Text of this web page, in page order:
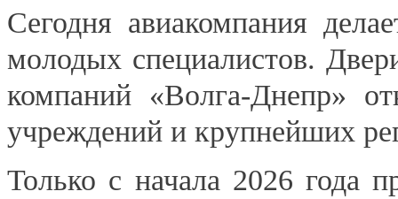
Сегодня авиакомпания
молодых специалистов.
компаний «Волга-Днепр»
учреждений и крупнейших
Только с начала 2026 года